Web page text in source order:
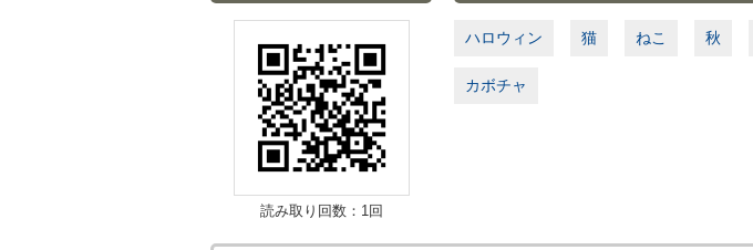
読み取り回数：1回
ハロウィン 猫 ねこ 秋
カボチャ